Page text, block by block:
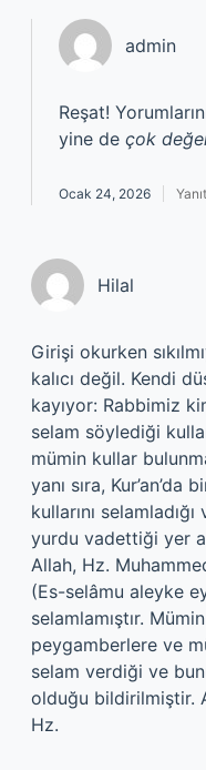
admin
Reşat!
yine de çok
Ocak 24, 2026
Hilal
Girişi okurken
kalıcı değil. Kendi
kayıyor: Rabbimiz
selam söylediği
mümin kullar
yanı sıra, Kur’an’da
kullarını
yurdu vadettiği yer
Allah, Hz.
(Es-selâmu aleyke
selamlamıştır.
peygamberlere ve
selam verdiği ve
olduğu bildirilmiştir.
Hz.